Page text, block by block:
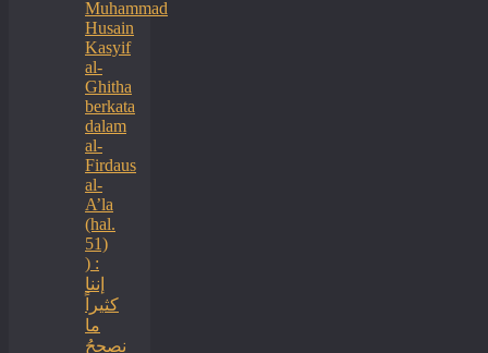
Muhammad
Husain
Kasyif
al-
Ghitha
berkata
dalam
al-
Firdaus
al-
A’la
(hal.
51)
) :
إننا
كثيراً
ما
نصححُ